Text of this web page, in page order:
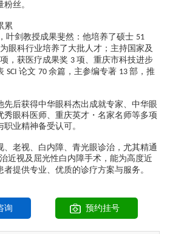
丝。
累
叶剑教授成果斐然：他培养了硕士 51
眼科行业培养了大批人才；主持国家及
，获医疗成果奖 3 项、重庆市科技进步
SCI 论文 70 余篇，主参编专著 13 部，推
先后获得中华眼科杰出成就专家、中华眼
秀眼科医师、重庆英才・名家名师等多项
业精神备受认可。
、老视、白内障、青光眼诊治，尤其精通
近视及屈光性白内障手术，能为高度近
提供专业、优质的诊疗方案与服务。
询 预约挂号